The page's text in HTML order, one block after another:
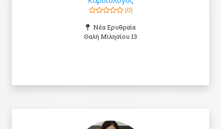
(0)
Νέα Ερυθραία
Θαλή Μιλησίου 13